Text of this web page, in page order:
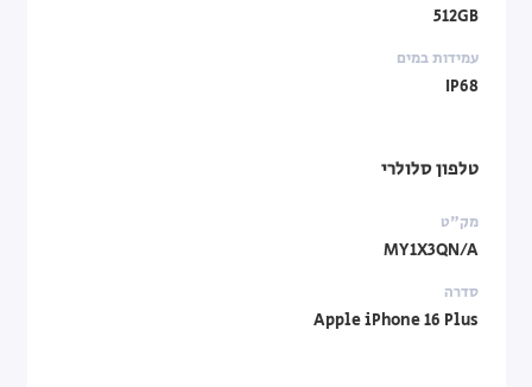
512GB
עמידות במים
IP68
טלפון סלולרי
מק"ט
MY1X3QN/A
סדרה
Apple iPhone 16 Plus